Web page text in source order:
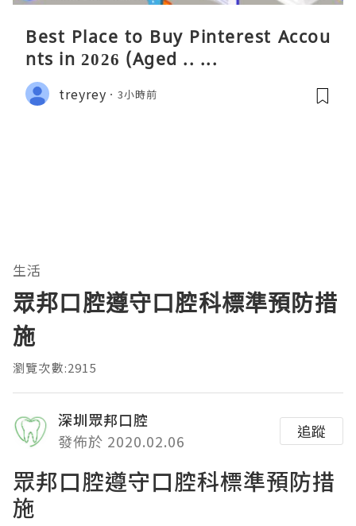
Best Place to Buy Pinterest Accou
nts in 2026 (Aged .. ...
treyrey 3小時前
生活
眾邦口腔遵守口腔科標準預防措
施
瀏覽次數:2915
深圳眾邦口腔
發佈於 2020.02.06
追蹤
眾邦口腔遵守口腔科標準預防措
施